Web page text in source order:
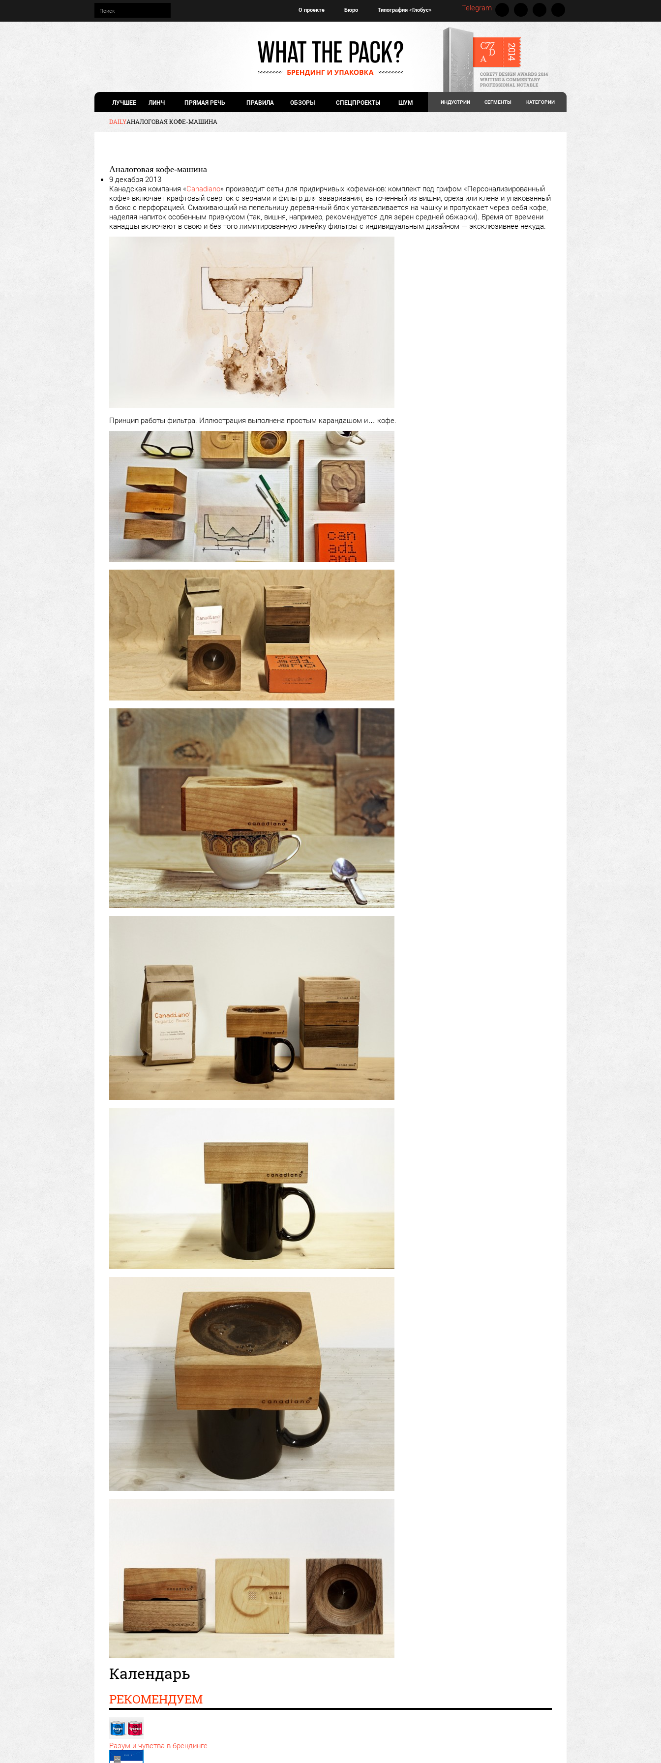
О проекте Бюро Типография «Глобус» Telegram
ЛУЧШЕЕ ЛИНЧ ПРЯМАЯ РЕЧЬ ПРАВИЛА ОБЗОРЫ СПЕЦПРОЕКТЫ ШУМ ИНДУСТРИИ СЕГМЕНТЫ КАТЕГОРИИ
DAILYАНАЛОГОВАЯ КОФЕ-МАШИНА
Аналоговая кофе-машина
9 декабря 2013
Канадская компания «Canadiano» производит сеты для придирчивых кофеманов: комплект под грифом «Персонализированный
кофе» включает крафтовый сверток с зернами и фильтр для заваривания, выточенный из вишни, ореха или клена и упакованный
в бокс с перфорацией. Смахивающий на пепельницу деревянный блок устанавливается на чашку и пропускает через себя кофе,
наделяя напиток особенным привкусом (так, вишня, например, рекомендуется для зерен средней обжарки). Время от времени
канадцы включают в свою и без того лимитированную линейку фильтры с индивидуальным дизайном — эксклюзивнее некуда.
Принцип работы фильтра. Иллюстрация выполнена простым карандашом и… кофе.
Календарь
РЕКОМЕНДУЕМ
Разум и чувства в брендинге